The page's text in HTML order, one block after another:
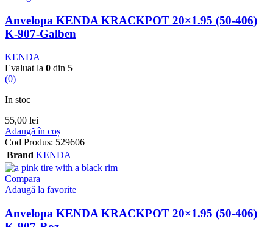
Anvelopa KENDA KRACKPOT 20×1.95 (50-406)
K-907-Galben
KENDA
Evaluat la 0 din 5
(0)
In stoc
55,00 lei
Adaugă în coș
Cod Produs: 529606
Brand KENDA
Compara
Adaugă la favorite
Anvelopa KENDA KRACKPOT 20×1.95 (50-406)